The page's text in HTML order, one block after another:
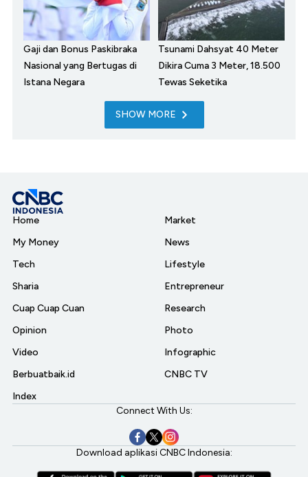
Gaji dan Bonus Paskibraka
Nasional yang Bertugas di
Istana Negara
Tsunami Dahsyat 40 Meter
Dikira Cuma 3 Meter, 18.500
Tewas Seketika
SHOW MORE
Home
My Money
Tech
Sharia
Cuap Cuap Cuan
Opinion
Video
Berbuatbaik.id
Index
Market
News
Lifestyle
Entrepreneur
Research
Photo
Infographic
CNBC TV
Connect With Us:
Download aplikasi CNBC Indonesia: